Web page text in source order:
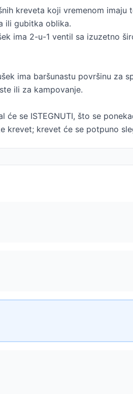
kreveta koji vremenom imaju
ili gubitka oblika.
ima 2-u-1 ventil sa izuzetno
ima baršunastu površinu za
ili za kampovanje.
će se ISTEGNUTI, što se
krevet; krevet će se potpuno